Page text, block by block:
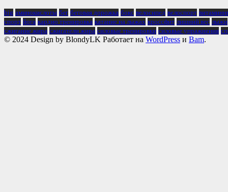
big аминокислоты бег беговая дорожка бокс велосипед велоспорт
спорт йога кардио тренировка катание на лыжах кроссфит лишний вес лыжи
сжигание жира сжигатели жира силовые тренировки силовые упражнения
© 2024 Design by BlondyLK Работает на WordPress и Bam.